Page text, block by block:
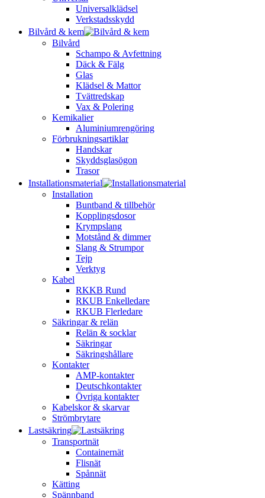
Universalklädsel
Verkstadsskydd
Bilvård & kem
Bilvård
Schampo & Avfettning
Däck & Fälg
Glas
Klädsel & Mattor
Tvättredskap
Vax & Polering
Kemikalier
Aluminiumrengöring
Förbrukningsartiklar
Handskar
Skyddsglasögon
Trasor
Installationsmaterial
Installation
Buntband & tillbehör
Kopplingsdosor
Krympslang
Motstånd & dimmer
Slang & Strumpor
Tejp
Verktyg
Kabel
RKKB Rund
RKUB Enkelledare
RKUB Flerledare
Säkringar & relän
Relän & socklar
Säkringar
Säkringshållare
Kontakter
AMP-kontakter
Deutschkontakter
Övriga kontakter
Kabelskor & skarvar
Strömbrytare
Lastsäkring
Transportnät
Containernät
Flisnät
Spånnät
Kätting
Spännband